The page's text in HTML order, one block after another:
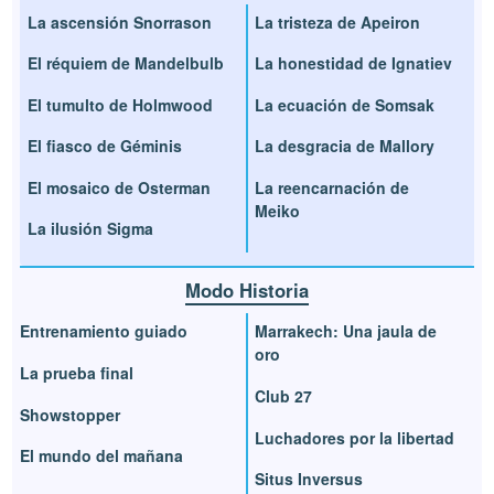
La ascensión Snorrason
El réquiem de Mandelbulb
El tumulto de Holmwood
El fiasco de Géminis
El mosaico de Osterman
La ilusión Sigma
La tristeza de Apeiron
La honestidad de Ignatiev
La ecuación de Somsak
La desgracia de Mallory
La reencarnación de
Meiko
Modo Historia
Entrenamiento guiado
La prueba final
Showstopper
El mundo del mañana
Marrakech: Una jaula de
oro
Club 27
Luchadores por la libertad
Situs Inversus